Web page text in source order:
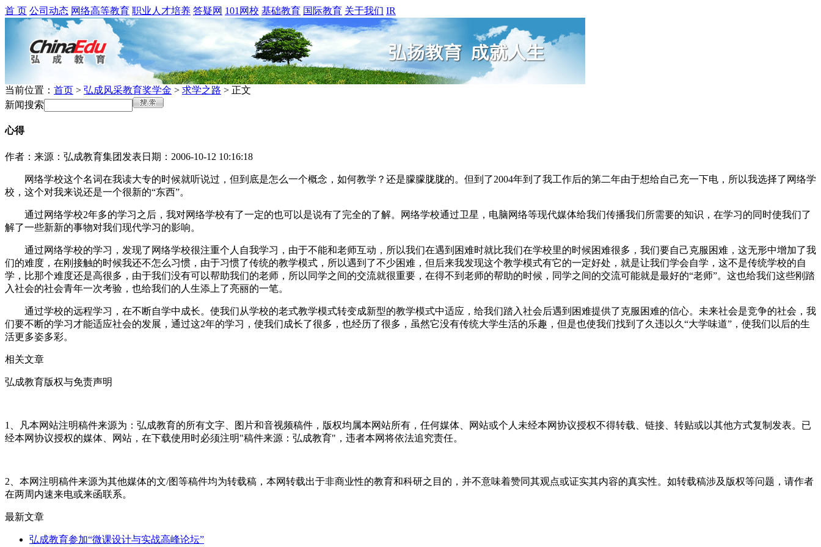
首 页 公司动态 网络高等教育 职业人才培养 答疑网 101网校 基础教育 国际教育 关于我们 IR
当前位置： 首页 > 弘成风采教育奖学金 > 求学之路 > 正文
新闻搜索
心得
作者： 来源：弘成教育集团 发表日期：2006-10-12 10:16:18
网络学校这个名词在我读大专的时候就听说过，但到底是怎么一个概念，如何教学？还是朦朦胧胧的。但到了2004年到了我工作后的第二年由于想给自己充一下电，所以我选择了网络学
校，这个对我来说还是一个很新的“东西”。
通过网络学校2年多的学习之后，我对网络学校有了一定的也可以是说有了完全的了解。网络学校通过卫星，电脑网络等现代媒体给我们传播我们所需要的知识，在学习的同时使我们了
解了一些新新的事物对我们现代学习的影响。
通过网络学校的学习，发现了网络学校很注重个人自我学习，由于不能和老师互动，所以我们在遇到困难时就比我们在学校里的时候困难很多，我们要自己克服困难，这无形中增加了我
们的难度，在刚接触的时候我还不怎么习惯，由于习惯了传统的教学模式，所以遇到了不少困难，但后来我发现这个教学模式有它的一定好处，就是让我们学会自学，这不是传统学校的自
学，比那个难度还是高很多，由于我们没有可以帮助我们的老师，所以同学之间的交流就很重要，在得不到老师的帮助的时候，同学之间的交流可能就是最好的“老师”。这也给我们这些刚踏
入社会的社会青年一次考验，也给我们的人生添上了亮丽的一笔。
通过学校的远程学习，在不断自学中成长。使我们从学校的老式教学模式转变成新型的教学模式中适应，给我们踏入社会后遇到困难提供了克服困难的信心。未来社会是竞争的社会，我
们要不断的学习才能适应社会的发展，通过这2年的学习，使我们成长了很多，也经历了很多，虽然它没有传统大学生活的乐趣，但是也使我们找到了久违以久“大学味道”，使我们以后的生
活更多姿多彩。
相关文章
弘成教育版权与免责声明
1、凡本网站注明稿件来源为：弘成教育的所有文字、图片和音视频稿件，版权均属本网站所有，任何媒体、网站或个人未经本网协议授权不得转载、链接、转贴或以其他方式复制发表。已
经本网协议授权的媒体、网站，在下载使用时必须注明"稿件来源：弘成教育"，违者本网将依法追究责任。
2、本网注明稿件来源为其他媒体的文/图等稿件均为转载稿，本网转载出于非商业性的教育和科研之目的，并不意味着赞同其观点或证实其内容的真实性。如转载稿涉及版权等问题，请作者
在两周内速来电或来函联系。
最新文章
弘成教育参加“微课设计与实战高峰论坛”